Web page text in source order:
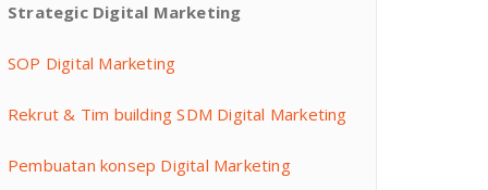
Strategic Digital Marketing
SOP Digital Marketing
Rekrut & Tim building SDM Digital Marketing
Pembuatan konsep Digital Marketing